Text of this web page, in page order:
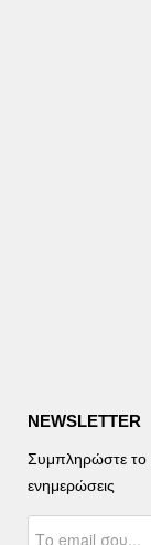
NEWSLETTER
Συμπληρώστε το
ενημερώσεις